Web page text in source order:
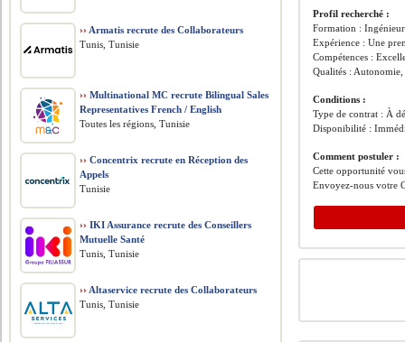
​Profil recherché :
​Formation :
​Expérience : Une
​Compétences :
​Qualités :
Conditions :
​Type de contrat : À
​Disponibilité :
Comment postuler :
Cette opportunité
Envoyez-nous votre
›› Armatis recrute des Collaborateurs
Tunis, Tunisie
›› Multinational MC recrute Bilingual Sales
Representatives French / English
Toutes les régions, Tunisie
›› Concentrix recrute en Réception des
Appels
Tunisie
›› IKI Assurance recrute des Conseillers
Mutuelle Santé
Tunis, Tunisie
›› Altaservice recrute des Collaborateurs
Tunis, Tunisie